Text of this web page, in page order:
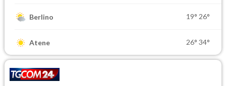
Berlino 19° 26°
Atene 26° 34°